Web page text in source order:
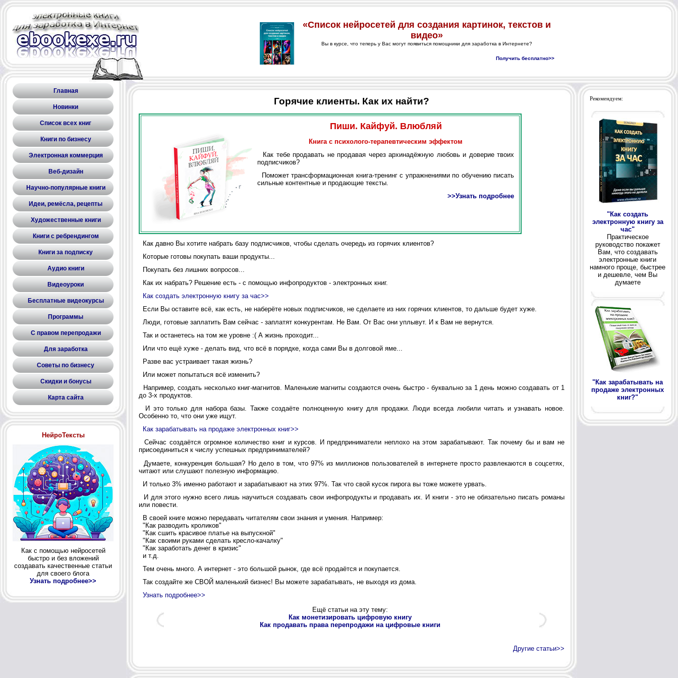
Главная
Новинки
Список всех книг
Книги по бизнесу
Электронная коммерция
Веб-дизайн
Научно-популярные книги
Идеи, ремёсла, рецепты
Художественные книги
Книги с ребрендингом
Книги за подписку
Аудио книги
Видеоуроки
Бесплатные видеокурсы
Программы
С правом перепродажи
Для заработка
Советы по бизнесу
Скидки и бонусы
Карта сайта
НейроТексты
Как с помощью нейросетей
быстро и без вложений
создавать качественные статьи
для своего блога
Узнать подробнее>>
Горячие клиенты. Как их найти?
Пиши. Кайфуй. Влюбляй
Книга с психолого-терапевтическим эффектом
Как тебе продавать не продавая через архинадёжную любовь и доверие твоих
подписчиков?
Поможет трансформационная книга-тренинг с упражнениями по обучению писать
сильные контентные и продающие тексты.
>>Узнать подробнее
Как давно Вы хотите набрать базу подписчиков, чтобы сделать очередь из горячих клиентов?
Которые готовы покупать ваши продукты...
Покупать без лишних вопросов...
Как их набрать? Решение есть - с помощью инфопродуктов - электронных книг.
Как создать электронную книгу за час>>
Если Вы оставите всё, как есть, не наберёте новых подписчиков, не сделаете из них горячих клиентов, то дальше будет хуже.
Люди, готовые заплатить Вам сейчас - заплатят конкурентам. Не Вам. От Вас они уплывут. И к Вам не вернутся.
Так и останетесь на том же уровне :( А жизнь проходит...
Или что ещё хуже - делать вид, что всё в порядке, когда сами Вы в долговой яме...
Разве вас устраивает такая жизнь?
Или может попытаться всё изменить?
Например, создать несколько книг-магнитов. Маленькие магниты создаются очень быстро - буквально за 1 день можно создавать от 1
до 3-х продуктов.
И это только для набора базы. Также создаёте полноценную книгу для продажи. Люди всегда любили читать и узнавать новое.
Особенно то, что они уже ищут.
Как зарабатывать на продаже электронных книг>>
Сейчас создаётся огромное количество книг и курсов. И предприниматели неплохо на этом зарабатывают. Так почему бы и вам не
присоединиться к числу успешных предпринимателей?
Думаете, конкуренция большая? Но дело в том, что 97% из миллионов пользователей в интернете просто развлекаются в соцсетях,
читают или слушают полезную информацию.
И только 3% именно работают и зарабатывают на этих 97%. Так что свой кусок пирога вы тоже можете урвать.
И для этого нужно всего лишь научиться создавать свои инфопродукты и продавать их. И книги - это не обязательно писать романы
или повести.
В своей книге можно передавать читателям свои знания и умения. Например:
"Как разводить кроликов"
"Как сшить красивое платье на выпускной"
"Как своими руками сделать кресло-качалку"
"Как заработать денег в кризис"
и т.д.
Тем очень много. А интернет - это большой рынок, где всё продаётся и покупается.
Так создайте же СВОЙ маленький бизнес! Вы можете зарабатывать, не выходя из дома.
Узнать подробнее>>
Ещё статьи на эту тему:
Как монетизировать цифровую книгу
Как продавать права перепродажи на цифровые книги
Другие статьи>>
Рекомендуем:
"Как создать
электронную книгу за
час"
Практическое
руководство покажет
Вам, что создавать
электронные книги
намного проще, быстрее
и дешевле, чем Вы
думаете
"Как зарабатывать на
продаже электронных
книг?"